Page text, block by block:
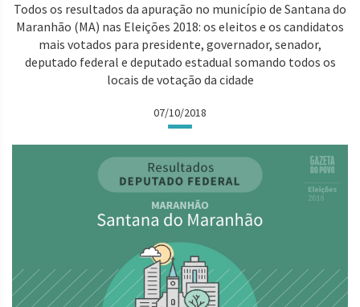
Todos os resultados da apuração no município de Santana do
Maranhão (MA) nas Eleições 2018: os eleitos e os candidatos
mais votados para presidente, governador, senador,
deputado federal e deputado estadual somando todos os
locais de votação da cidade
07/10/2018